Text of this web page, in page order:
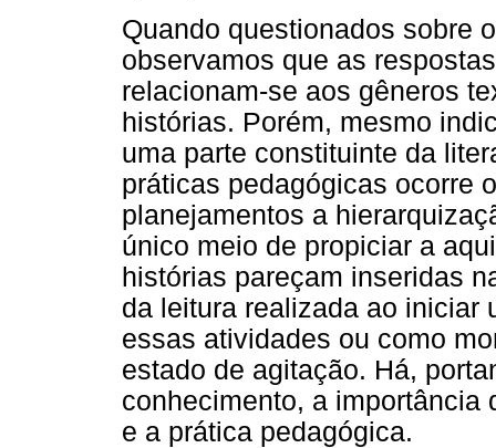
Quando questionados sobre
observamos que as
relacionam-se aos gêneros
histórias. Porém, mesmo
uma parte constituinte da
práticas pedagógicas ocorre
planejamentos a
único meio de propiciar a
histórias pareçam inseridas
da leitura realizada ao iniciar
essas atividades ou como
estado de agitação. Há,
conhecimento, a importância
e a prática pedagógica.